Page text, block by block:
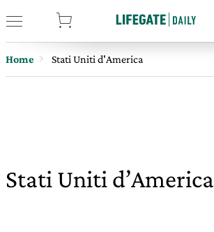
Home Stati Uniti d'America
Stati Uniti d’America